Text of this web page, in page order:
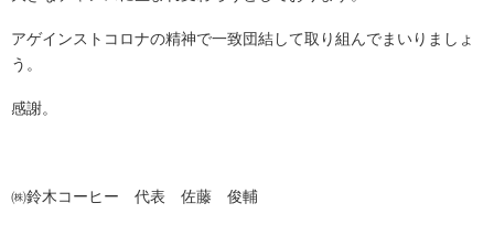
アゲインストコロナの精神で一致団結して取り組んでまいりましょ
う。
感謝。
㈱鈴木コーヒー 代表 佐藤 俊輔